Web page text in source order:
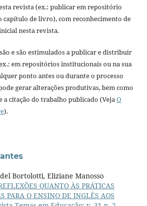
revista (ex.: publicar em repositório
capítulo de livro), com reconhecimento de
nesta revista.
e são estimulados a publicar e distribuir
em repositórios institucionais ou na sua
ponto antes ou durante o processo
gerar alterações produtivas, bem como
a citação do trabalho publicado (Veja O
).
Bortolotti, Eliziane Manosso
QUANTO ÀS PRÁTICAS
PARA O ENSINO DE INGLÊS AOS